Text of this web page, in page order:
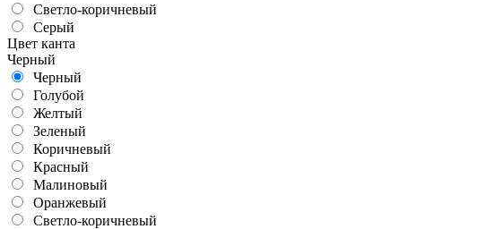
Светло-коричневый
Серый
Цвет канта
Черный
Черный
Голубой
Желтый
Зеленый
Коричневый
Красный
Малиновый
Оранжевый
Светло-коричневый